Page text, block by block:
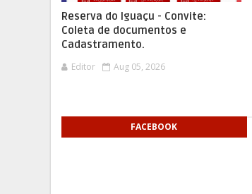
Reserva do Iguaçu - Convite:
Coleta de documentos e
Cadastramento.
Editor Aug 05, 2026
FACEBOOK